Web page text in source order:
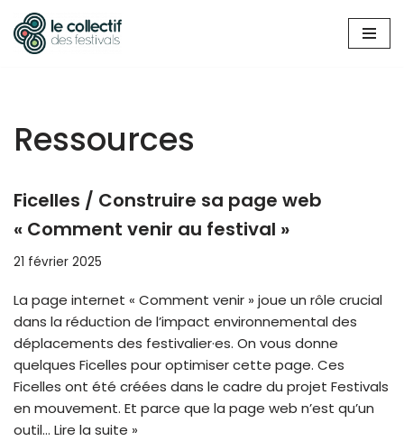
Aller
Ressources
Ficelles / Construire sa page web
« Comment venir au festival »
21 février 2025
La page internet « Comment venir » joue un rôle crucial
dans la réduction de l’impact environnemental des
déplacements des festivalier·es. On vous donne
quelques Ficelles pour optimiser cette page. Ces
Ficelles ont été créées dans le cadre du projet Festivals
en mouvement. Et parce que la page web n’est qu’un
outil… Lire la suite »